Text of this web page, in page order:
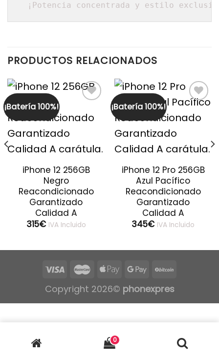
¡Potencia concentrada y estilo
PRODUCTOS RELACIONADOS
¡Batería 100%!
iPhone 12 256GB
Negro
Reacondicionado
Garantizado
Calidad A
315€ IVA Incluido
¡Batería 100%!
iPhone 12 Pro 256GB
Azul Pacífico
Reacondicionado
Garantizado
Calidad A
345€ IVA Incluido
Copyright 2026© phonexpres
0